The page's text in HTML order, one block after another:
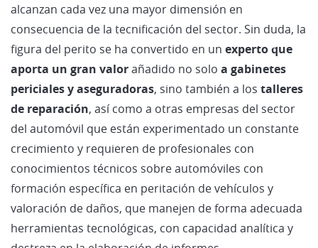
alcanzan cada vez una mayor dimensión en
consecuencia de la tecnificación del sector. Sin duda, la
figura del perito se ha convertido en un experto que
aporta un gran valorañadido no solo a gabinetes
periciales y aseguradoras, sino también a los talleres
de reparación, así como a otras empresas del sector
del automóvil que están experimentado un constante
crecimiento y requieren de profesionales con
conocimientos técnicos sobre automóviles con
formación específica en peritación de vehículos y
valoración de daños, que manejen de forma adecuada
herramientas tecnológicas, con capacidad analítica y